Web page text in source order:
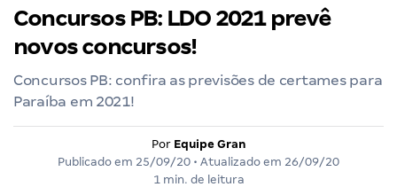
Concursos PB: LDO 2021 prevê
novos concursos!
Concursos PB: confira as previsões de certames para
Paraíba em 2021!
Por Equipe Gran
Publicado em 25/09/20 • Atualizado em 26/09/20
1 min. de leitura